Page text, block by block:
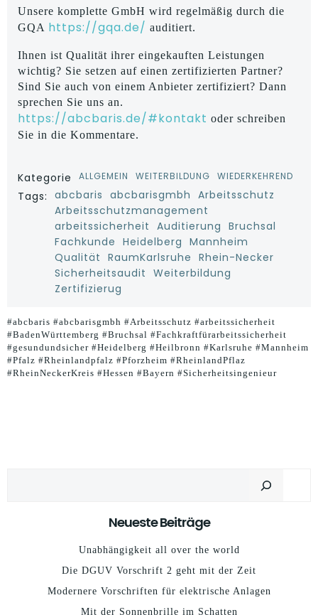
Unsere komplette GmbH wird regelmäßig durch die
GQA https://gqa.de/ auditiert.
Ihnen ist Qualität ihrer eingekauften Leistungen
wichtig? Sie setzen auf einen zertifizierten Partner?
Sind Sie auch von einem Anbieter zertifiziert? Dann
sprechen Sie uns an.
https://abcbaris.de/#kontakt oder schreiben
Sie in die Kommentare.
Kategorie ALLGEMEIN WEITERBILDUNG WIEDERKEHREND
Tags: abcbaris abcbarisgmbh Arbeitsschutz
Arbeitsschutzmanagement
arbeitssicherheit Auditierung Bruchsal
Fachkunde Heidelberg Mannheim
Qualität RaumKarlsruhe Rhein-Necker
Sicherheitsaudit Weiterbildung
Zertifizierug
#abcbaris #abcbarisgmbh #Arbeitsschutz #arbeitssicherheit
#BadenWürttemberg #Bruchsal #Fachkraftfürarbeitssicherheit
#gesundundsicher #Heidelberg #Heilbronn #Karlsruhe #Mannheim
#Pfalz #Rheinlandpfalz #Pforzheim #RheinlandPflaz
#RheinNeckerKreis #Hessen #Bayern #Sicherheitsingenieur
Neueste Beiträge
Unabhängigkeit all over the world
Die DGUV Vorschrift 2 geht mit der Zeit
Modernere Vorschriften für elektrische Anlagen
Mit der Sonnenbrille im Schatten